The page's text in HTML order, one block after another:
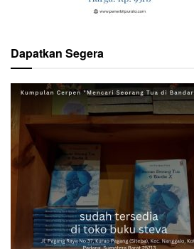
Dapatkan Segera